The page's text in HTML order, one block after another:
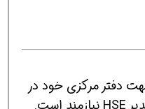
دفتر مرکزی خود در